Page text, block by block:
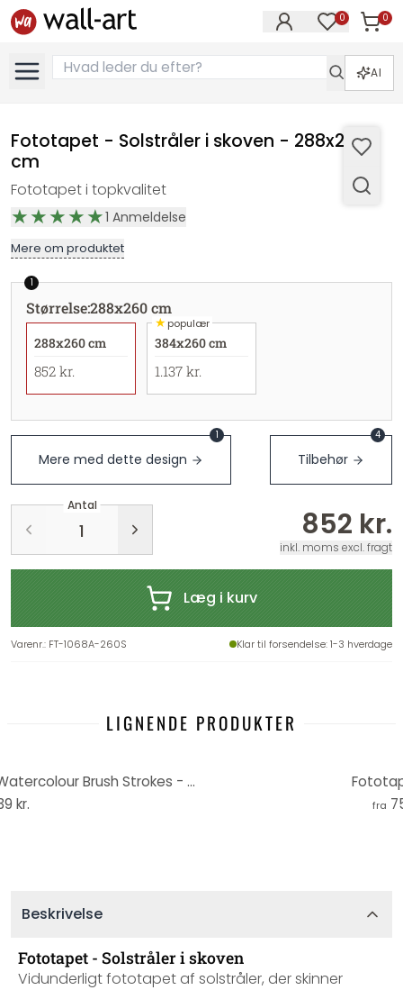
0 0
Varer
AI
Fototapet - Solstråler i skoven - 288x260
cm
Fototapet i topkvalitet
1 Anmeldelse
Mere om produktet
1
Størrelse:288x260 cm
288x260 cm
852 kr.
★populær
384x260 cm
1.137 kr.
Mere med dette design
1
Tilbehør
4
Antal
852 kr.
inkl. moms excl. fragt
Læg i kurv
Varenr.: FT-1068A-260S Klar til forsendelse: 1-3 hverdage
LIGNENDE PRODUKTER
Fototapet - Nouveauprints - Watercolour Brush Strokes - Rosa
kr.
fra
Beskrivelse
Fototapet - Solstråler i skoven
Vidunderligt fototapet af solstråler, der skinner